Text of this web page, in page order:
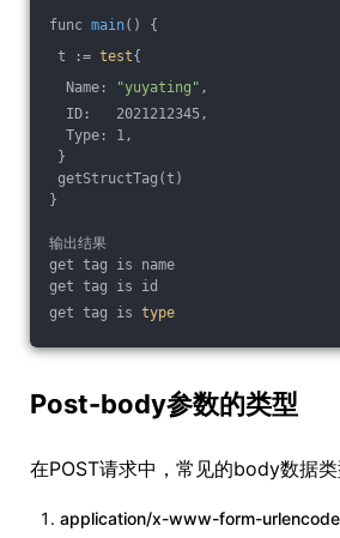
func main() {
t := test{
Name:
"yuyating" ,
ID:   2021212345,
Type: 1,
}
getStructTag(t)
}
输出结果
get tag is name
get tag is id
get tag is type
Post-body参数的类型
在POST请求中，常见的body数据
application/x-www-form-